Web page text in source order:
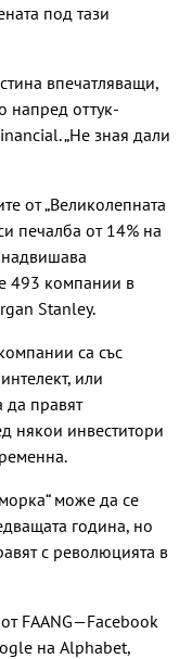
под тази
впечатляващи,
напред оттук-
„Не зная дали
от „Великолепната
печалба от 14% на
493 компании в
Stanley.
са със
или
да правят
някои инвеститори
може да се
година, но
с революцията в
FAANG—Facebook
на Alphabet,